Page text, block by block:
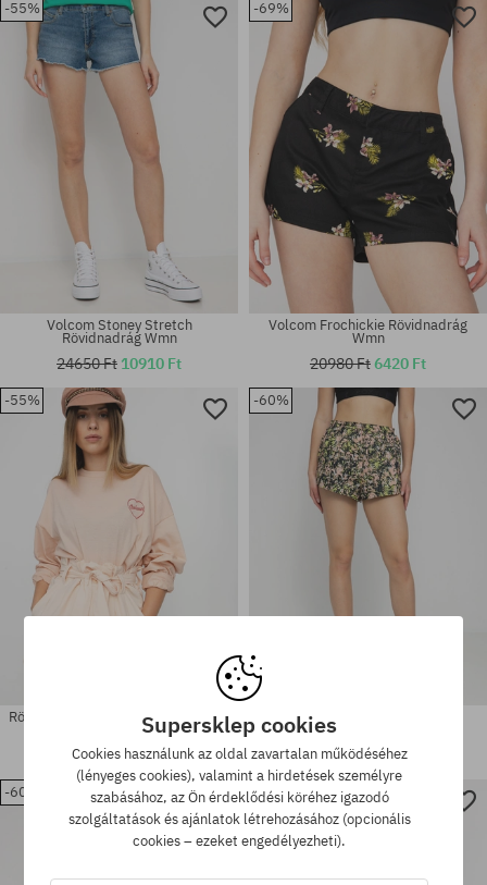
Elérhető méretek:
24; 25; 26; 27
Elérhető méretek:
25; 26; 27
Elérhető méretek:
S; M; L; XL
Elérhető méretek:
-55%
Elérhető méretek:
24; 26; 27; 28; 29; 30
Volcom Stoney Stretch
Rövidnadrág Wmn
24650 Ft 10910 Ft
-69%
Elérhető méretek:
26; 30
Volcom Frochickie Rövidnadrág
Wmn
20980 Ft6420 Ft
-55%
Rövidnadrág Volcom Pap Bag Wmn
10910 Ft
-60%
Volcom Wind It Up Runner
Rövidnadrág Wmn
18240 Ft7240 Ft
-60% -60%
Supersklep cookies
Cookies használunk az oldal zavartalan működéséhez
(lényeges cookies), valamint a hirdetések személyre
szabásához, az Ön érdeklődési köréhez igazodó
szolgáltatások és ajánlatok létrehozásához (opcionális
cookies – ezeket engedélyezheti).